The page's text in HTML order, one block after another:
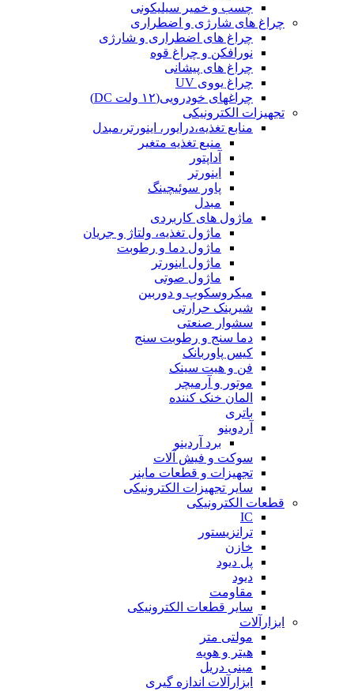
چسب و خمیر سیلیکونی
چراغ های شارژی و اضطراری
چراغ های اضطراری و شارژی
نورافکن و چراغ قوه
چراغ های پیشانی
چراغ یووی UV
چراغهای خودرویی(۱۲ ولت DC)
تجهیزات الکترونیکی
منابع تغذیه،درایور، اینورتر،مبدل
منبع تغذیه متغیر
آداپتور
اینورتر
پاور سوئیچینگ
مبدل
ماژول های کاربردی
ماژول تغذیه، ولتاژ و جریان
ماژول دما و رطوبت
ماژول اینورتر
ماژول صوتی
میکروسکوپ و دوربین
شیرینک حرارتی
سشوار صنعتی
دما سنج و رطوبت سنج
کیس پاوربانک
فن و هیت سینک
موتور و آرمیچر
المان خنک کننده
باتری
آردوینو
برد آردینو
سوکت و فیش آلات
تجهیزات و قطعات ماینر
سایر تجهیزات الکترونیکی
قطعات الکترونیکی
IC
ترانزیستور
خازن
پل دیود
دیود
مقاومت
سایر قطعات الکترونیکی
ابزارآلات
مولتی متر
هیتر و هویه
مینی دریل
ابزارآلات اندازه گیری